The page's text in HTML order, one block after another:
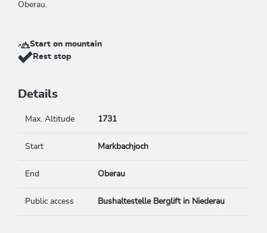
Oberau.
Start on mountain
Rest stop
Details
Max. Altitude 1731
Start Markbachjoch
End Oberau
Public access Bushaltestelle Berglift in Niederau